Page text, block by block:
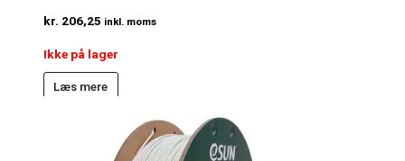
kr. 206,25 inkl. moms
Ikke på lager
Læs mere